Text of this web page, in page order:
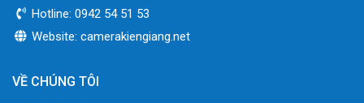
Hotline: 0942 54 51 53
Website: camerakiengiang.net
VỀ CHÚNG TÔI